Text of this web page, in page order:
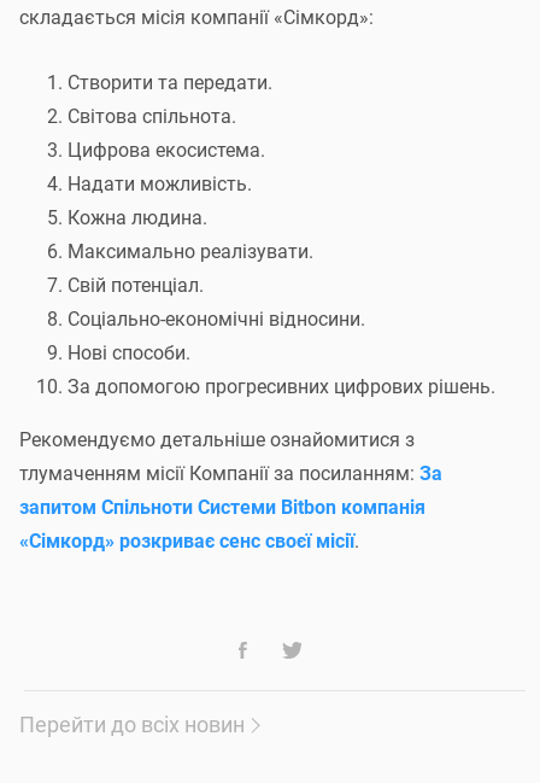
складається місія компанії «Сімкорд»:
Створити та передати.
Світова спільнота.
Цифрова екосистема.
Надати можливість.
Кожна людина.
Максимально реалізувати.
Свій потенціал.
Соціально-економічні відносини.
Нові способи.
За допомогою прогресивних цифрових рішень.
Рекомендуємо детальніше ознайомитися з
тлумаченням місії Компанії за посиланням: За
запитом Спільноти Системи Bitbon компанія
«Сімкорд» розкриває сенс своєї місії.
Перейти до всіх новин
Активні учасники голосування ухвалили рішення,
СистемиBitbon («За»проголосувало 90,31%).
Детальніше з результатами голосування ви можете
ознайомитися уПідсумковому протоколі
Ми хочемо висловити подяку всім
bon[i]за активну участь у голосуванні. Завдяки
вашій підтримці ми впевнено дивимося в майбутнє та
готові до нових викликів і спільних досягнень!
Перейти до всіх новин